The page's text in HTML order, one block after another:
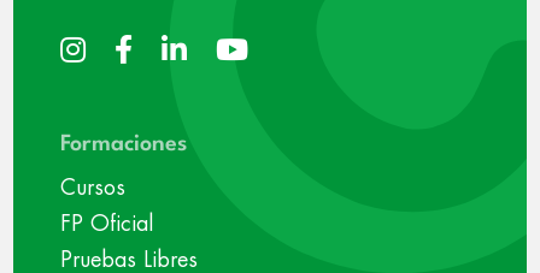
Formaciones
Cursos
FP Oficial
Pruebas Libres